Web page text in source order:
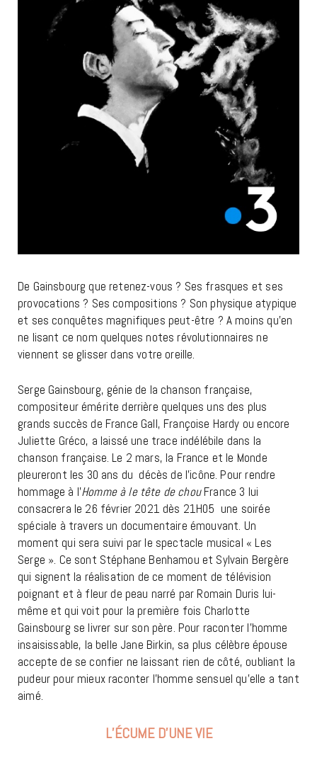
De Gainsbourg que retenez-vous ? Ses frasques et ses
provocations ? Ses compositions ? Son physique atypique
et ses conquêtes magnifiques peut-être ? A moins qu’en
ne lisant ce nom quelques notes révolutionnaires ne
viennent se glisser dans votre oreille.
Serge Gainsbourg, génie de la chanson française,
compositeur émérite derrière quelques uns des plus
grands succès de France Gall, Françoise Hardy ou encore
Juliette Gréco, a laissé une trace indélébile dans la
chanson française. Le 2 mars, la France et le Monde
pleureront les 30 ans du décès de l’icône. Pour rendre
hommage à l’Homme à le tête de chouFrance 3 lui
consacrera le 26 février 2021 dès 21H05 une soirée
spéciale à travers un documentaire émouvant. Un
moment qui sera suivi par le spectacle musical « Les
Serge ». Ce sont Stéphane Benhamou et Sylvain Bergère
qui signent la réalisation de ce moment de télévision
poignant et à fleur de peau narré par Romain Duris lui-
même et qui voit pour la première fois Charlotte
Gainsbourg se livrer sur son père. Pour raconter l’homme
insaisissable, la belle Jane Birkin, sa plus célèbre épouse
accepte de se confier ne laissant rien de côté, oubliant la
pudeur pour mieux raconter l’homme sensuel qu’elle a tant
aimé.
L’ÉCUME D’UNE VIE